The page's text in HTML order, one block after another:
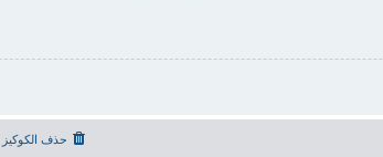
حذف الكوكيز